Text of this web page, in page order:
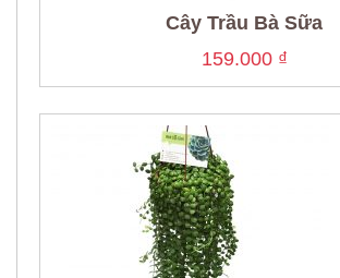
Cây Trầu Bà Sữa
159.000 ₫